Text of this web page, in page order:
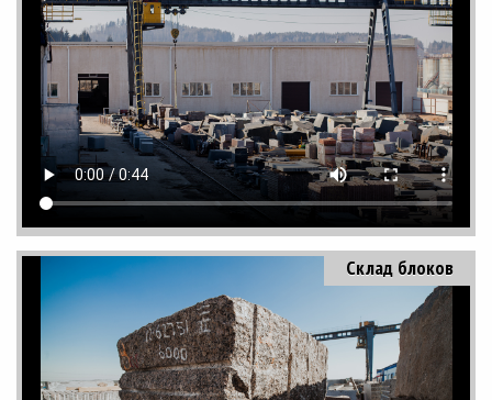
Склад блоков